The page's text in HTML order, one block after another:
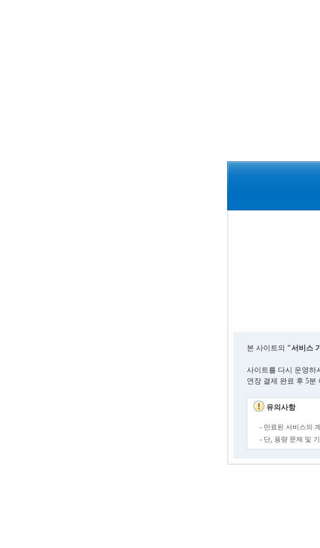
본 사이트의 "서비스
사이트를 다시 운영하
연장 결제 완료 후 5분
유의사항
- 만료된 서비스의
- 단, 용량 문제 및